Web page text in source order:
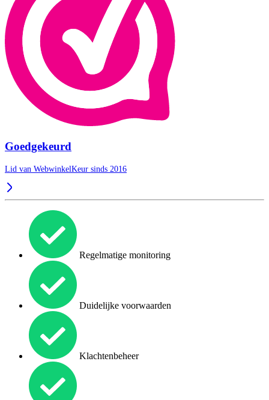
Goedgekeurd
Lid van WebwinkelKeur sinds 2016
Regelmatige monitoring
Duidelijke voorwaarden
Klachtenbeheer